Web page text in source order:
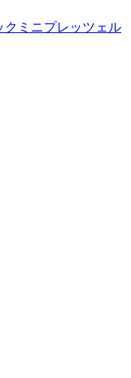
クミニプレッツェル